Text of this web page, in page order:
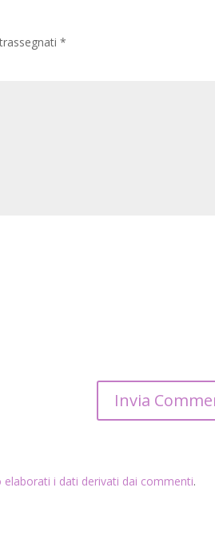
*
elaborati i dati derivati dai commenti.